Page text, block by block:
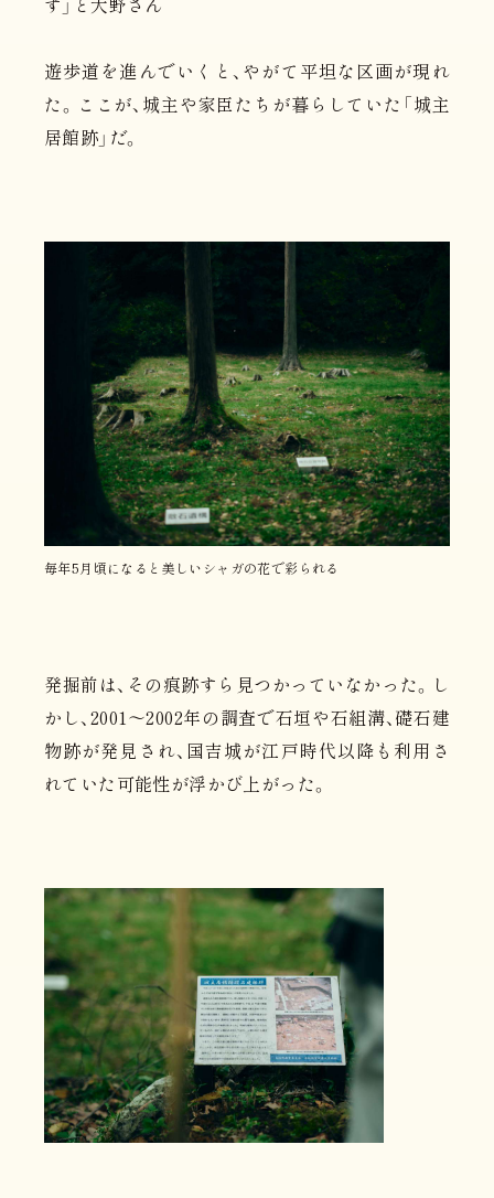
遊歩道を進んでいくと、やがて平坦な区画が現れ
た。ここが、城主や家臣たちが暮らしていた「城主
居館跡」だ。
毎年5月頃になると美しいシャガの花で彩られる
発掘前は、その痕跡すら見つかっていなかった。し
かし、2001～2002年の調査で石垣や石組溝、礎石建
物跡が発見され、国吉城が江戸時代以降も利用さ
れていた可能性が浮かび上がった。